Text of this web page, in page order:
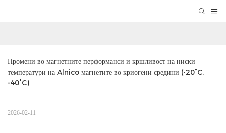
Промени во магнетните перформанси и кршливост на ниски
температури на Alnico магнетите во криогени средини (-20°C,
-40°C)
2026-02-11